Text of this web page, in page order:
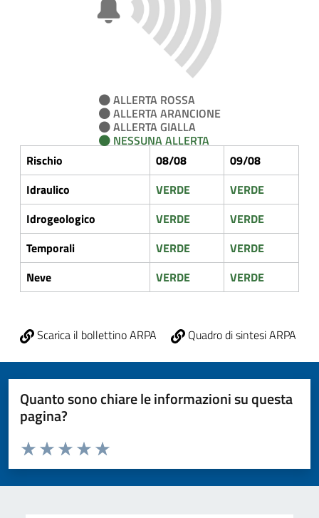
ALLERTA ROSSA
ALLERTA ARANCIONE
ALLERTA GIALLA
NESSUNA ALLERTA
Rischio
08/08
09/08
Idraulico
VERDE
VERDE
Idrogeologico
VERDE
VERDE
Temporali
VERDE
VERDE
Neve
VERDE VERDE
Scarica il bollettino ARPA Quadro di sintesi ARPA
Quanto sono chiare le informazioni su questa
pagina?
Valuta da 1 a 5 stelle la pagina
Valuta 5 stelle su 5
Valuta 4 stelle su 5
Valuta 3 stelle su 5
Valuta 2 stelle su 5
Valuta 1 stelle su 5